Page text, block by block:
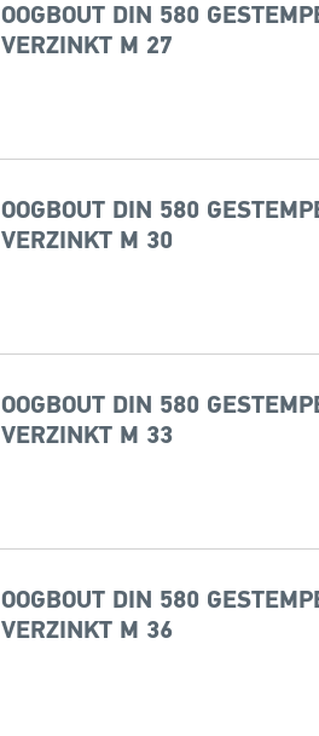
OOGBOUT DIN 580
VERZINKT M 27
OOGBOUT DIN 580
VERZINKT M 30
OOGBOUT DIN 580
VERZINKT M 33
OOGBOUT DIN 580
VERZINKT M 36